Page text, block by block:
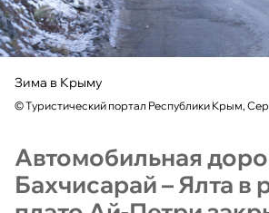
Зима в Крыму
©Туристический портал Республики Крым,
Автомобильная
Бахчисарай – Ялта в